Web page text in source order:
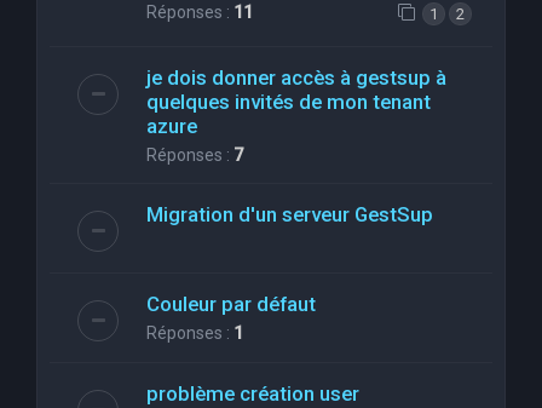
Réponses : 11 1 2
je dois donner accès à gestsup à
quelques invités de mon tenant
azure
Réponses : 7
Migration d'un serveur GestSup
Couleur par défaut
Réponses : 1
problème création user